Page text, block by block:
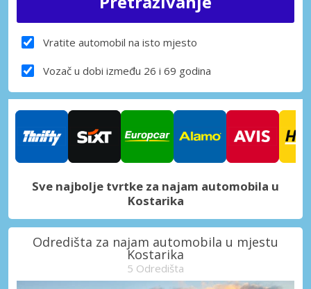
Vratite automobil na isto mjesto
Vozač u dobi između 26 i 69 godina
Sve najbolje tvrtke za najam automobila u
Kostarika
Odredišta za najam automobila u mjestu
Kostarika
5 Odredišta